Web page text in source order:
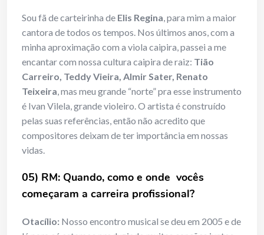
Sou fã de carteirinha de Elis Regina, para mim a maior
cantora de todos os tempos. Nos últimos anos, com a
minha aproximação com a viola caipira, passei a me
encantar com nossa cultura caipira de raiz: Tião
Carreiro, Teddy Vieira, Almir Sater, Renato
Teixeira, mas meu grande “norte” pra esse instrumento
é Ivan Vilela, grande violeiro. O artista é construído
pelas suas referências, então não acredito que
compositores deixam de ter importância em nossas
vidas.
05) RM: Quando, como e onde vocês
começaram a carreira profissional?
Otacílio: Nosso encontro musical se deu em 2005 e de